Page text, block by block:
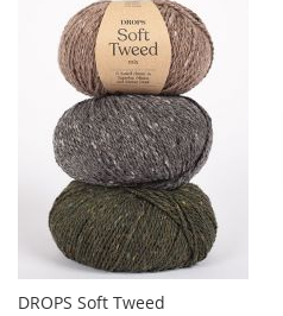
DROPS Soft Tweed